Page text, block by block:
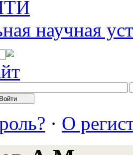
научная
· О